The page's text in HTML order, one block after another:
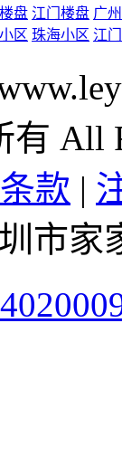
盘 江门楼盘 广
区 珠海小区 江
All
款 |
市